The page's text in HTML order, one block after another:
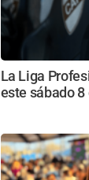
La Liga
este sábado